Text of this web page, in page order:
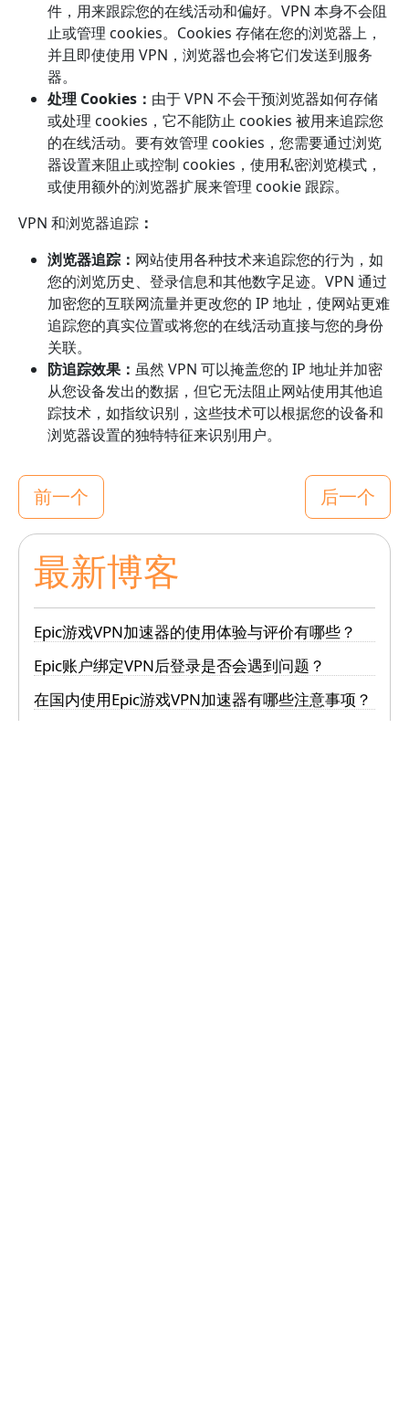
件，用来跟踪您的在线活动和偏好。VPN 本身不会阻
止或管理 cookies。Cookies 存储在您的浏览器上，
并且即使使用 VPN，浏览器也会将它们发送到服务
器。
处理 Cookies： 由于 VPN 不会干预浏览器如何存储
或处理 cookies，它不能防止 cookies 被用来追踪您
的在线活动。要有效管理 cookies，您需要通过浏览
器设置来阻止或控制 cookies，使用私密浏览模式，
或使用额外的浏览器扩展来管理 cookie 跟踪。
VPN 和浏览器追踪 ：
浏览器追踪： 网站使用各种技术来追踪您的行为，如
您的浏览历史、登录信息和其他数字足迹。VPN 通过
加密您的互联网流量并更改您的 IP 地址，使网站更难
追踪您的真实位置或将您的在线活动直接与您的身份
关联。
防追踪效果： 虽然 VPN 可以掩盖您的 IP 地址并加密
从您设备发出的数据，但它无法阻止网站使用其他追
踪技术，如指纹识别，这些技术可以根据您的设备和
浏览器设置的独特特征来识别用户。
前一个 后一个
最新博客
Epic游戏VPN加速器的使用体验与评价有哪些？
Epic账户绑定VPN后登录是否会遇到问题？
在国内使用Epic游戏VPN加速器有哪些注意事项？